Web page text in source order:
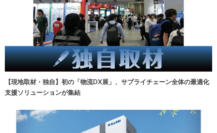
【現地取材・独自】初の「物流DX展」、サプライチェーン全体の最適化
支援ソリューションが集結